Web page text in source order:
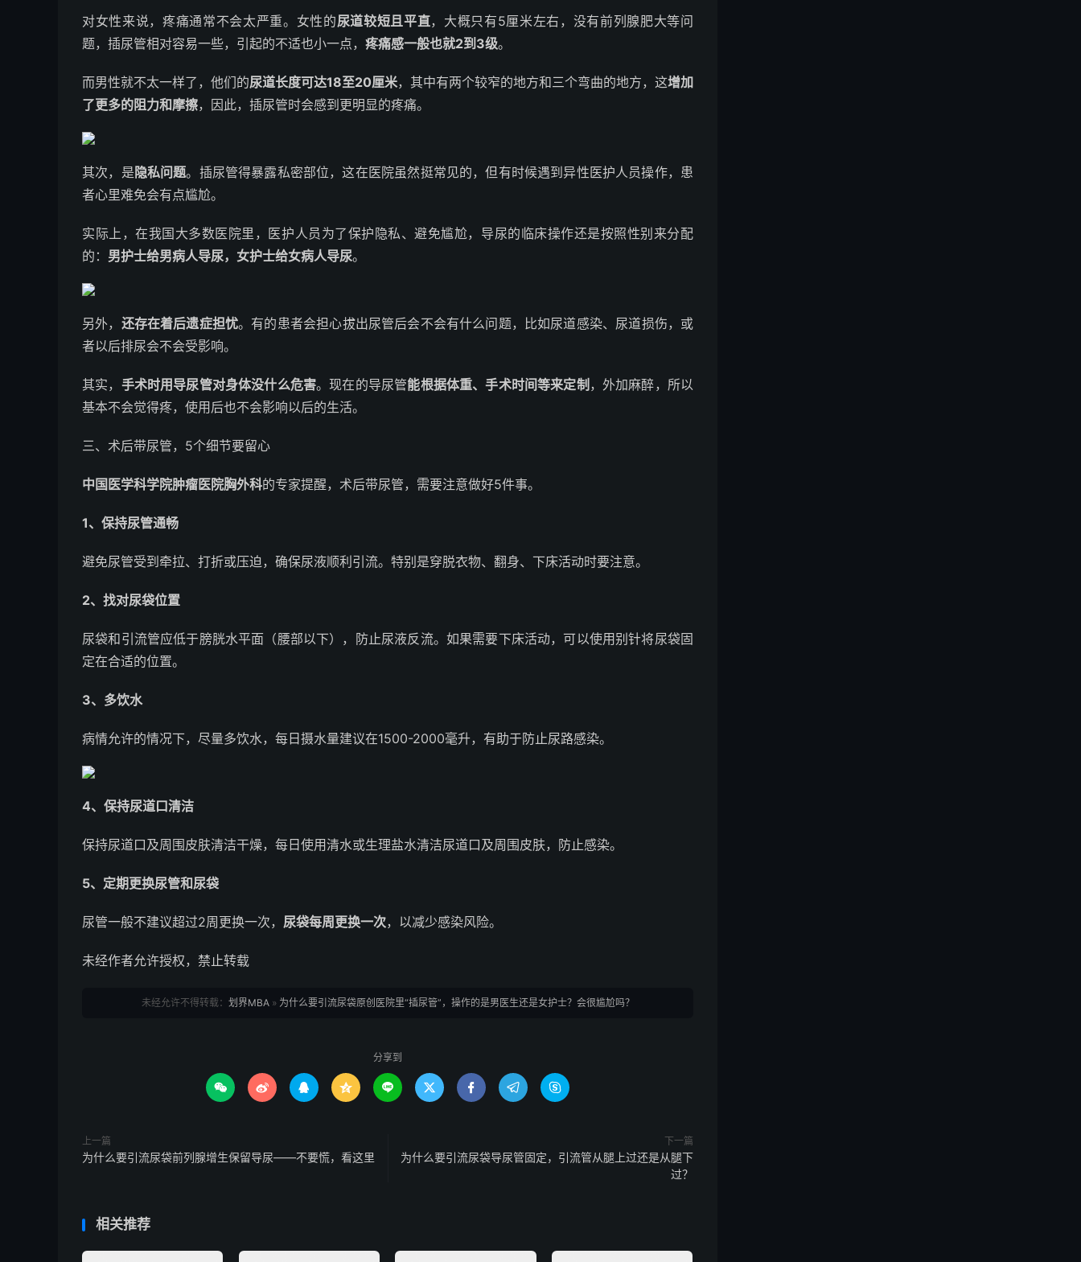
对女性来说，疼痛通常不会太严重。女性的尿道较短且平直，大概只有5厘米左右，没有前列腺肥大等问
题，插尿管相对容易一些，引起的不适也小一点， 疼痛感一般也就2到3级。
而男性就不太一样了，他们的尿道长度可达18至20厘米，其中有两个较窄的地方和三个弯曲的地方，这增加
了更多的阻力和摩擦，因此，插尿管时会感到更明显的疼痛。
其次，是 隐私问题。插尿管得暴露私密部位，这在医院虽然挺常见的，但有时候遇到异性医护人员操作，患
者心里难免会有点尴尬。
实际上，在我国大多数医院里，医护人员为了保护隐私、避免尴尬，导尿的临床操作还是按照性别来分配
的： 男护士给男病人导尿，女护士给女病人导尿。
另外， 还存在着后遗症担忧。有的患者会担心拔出尿管后会不会有什么问题，比如尿道感染、尿道损伤，或
者以后排尿会不会受影响。
其实， 手术时用导尿管对身体没什么危害。现在的导尿管能根据体重、手术时间等来定制 ，外加麻醉，所以
基本不会觉得疼，使用后也不会影响以后的生活。
三、术后带尿管，5个细节要留心
中国医学科学院肿瘤医院胸外科的专家提醒，术后带尿管，需要注意做好5件事。
1、保持尿管通畅
避免尿管受到牵拉、打折或压迫，确保尿液顺利引流。特别是穿脱衣物、翻身、下床活动时要注意。
2、找对尿袋位置
尿袋和引流管应低于膀胱水平面（腰部以下），防止尿液反流。如果需要下床活动，可以使用别针将尿袋固
定在合适的位置。
3、多饮水
病情允许的情况下，尽量多饮水，每日摄水量建议在1500-2000毫升，有助于防止尿路感染。
4、保持尿道口清洁
保持尿道口及周围皮肤清洁干燥，每日使用清水或生理盐水清洁尿道口及周围皮肤，防止感染。
5、定期更换尿管和尿袋
尿管一般不建议超过2周更换一次， 尿袋每周更换一次，以减少感染风险。
未经作者允许授权，禁止转载
未经允许不得转载： 划界MBA» 为什么要引流尿袋原创医院里“插尿管”，操作的是男医生还是女护士？会很尴尬吗？
分享到
        
上一篇
为什么要引流尿袋前列腺增生保留导尿——不要慌，看这里
下一篇
为什么要引流尿袋导尿管固定，引流管从腿上过还是从腿下
过？
相关推荐